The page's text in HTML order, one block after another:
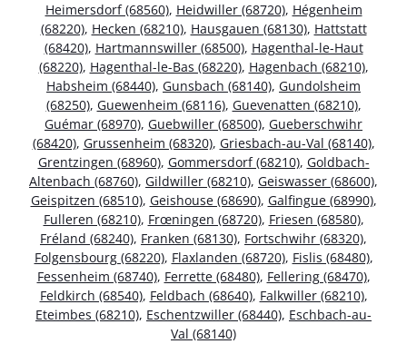
Heimersdorf (68560), Heidwiller (68720), Hégenheim
(68220), Hecken (68210), Hausgauen (68130), Hattstatt
(68420), Hartmannswiller (68500), Hagenthal-le-Haut
(68220), Hagenthal-le-Bas (68220), Hagenbach (68210),
Habsheim (68440), Gunsbach (68140), Gundolsheim
(68250), Guewenheim (68116), Guevenatten (68210),
Guémar (68970), Guebwiller (68500), Gueberschwihr
(68420), Grussenheim (68320), Griesbach-au-Val (68140),
Grentzingen (68960), Gommersdorf (68210), Goldbach-
Altenbach (68760), Gildwiller (68210), Geiswasser (68600),
Geispitzen (68510), Geishouse (68690), Galfingue (68990),
Fulleren (68210), Frœningen (68720), Friesen (68580),
Fréland (68240), Franken (68130), Fortschwihr (68320),
Folgensbourg (68220), Flaxlanden (68720), Fislis (68480),
Fessenheim (68740), Ferrette (68480), Fellering (68470),
Feldkirch (68540), Feldbach (68640), Falkwiller (68210),
Eteimbes (68210), Eschentzwiller (68440), Eschbach-au-
Val (68140)